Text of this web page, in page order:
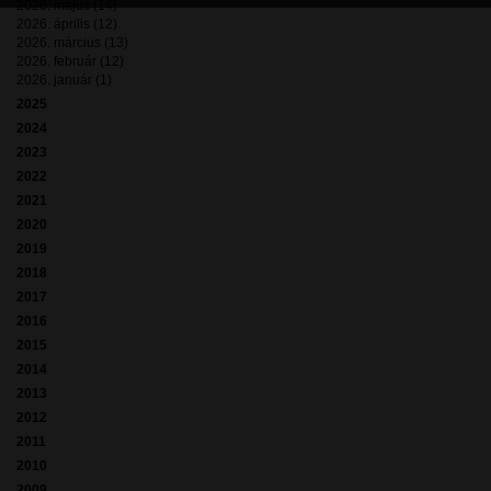
2026. május (14)
2026. április (12)
2026. március (13)
2026. február (12)
2026. január (1)
2025
2024
2023
2022
2021
2020
2019
2018
2017
2016
2015
2014
2013
2012
2011
2010